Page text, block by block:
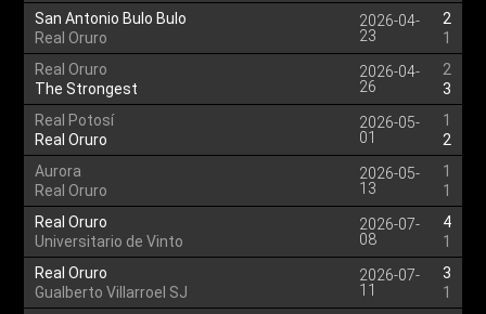
San Antonio Bulo Bulo
Real Oruro
2026-04-
23
2
1
Real Oruro
The Strongest
2026-04-
26
2
3
Real Potosí
Real Oruro
2026-05-
01
1
2
Aurora
Real Oruro
2026-05-
13
1
1
Real Oruro
Universitario de Vinto
2026-07-
08
4
1
Real Oruro
Gualberto Villarroel SJ
2026-07-
11
3
1